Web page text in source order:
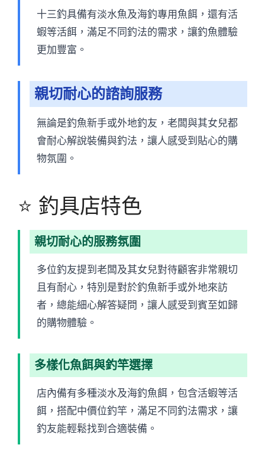
十三釣具備有淡水魚及海釣專用魚餌，還有活
蝦等活餌，滿足不同釣法的需求，讓釣魚體驗
更加豐富。
親切耐心的諮詢服務
無論是釣魚新手或外地釣友，老闆與其女兒都
會耐心解說裝備與釣法，讓人感受到貼心的購
物氛圍。
⭐ 釣具店特色
親切耐心的服務氛圍
多位釣友提到老闆及其女兒對待顧客非常親切
且有耐心，特別是對於釣魚新手或外地來訪
者，總能細心解答疑問，讓人感受到賓至如歸
的購物體驗。
多樣化魚餌與釣竿選擇
店內備有多種淡水及海釣魚餌，包含活蝦等活
餌，搭配中價位釣竿，滿足不同釣法需求，讓
釣友能輕鬆找到合適裝備。